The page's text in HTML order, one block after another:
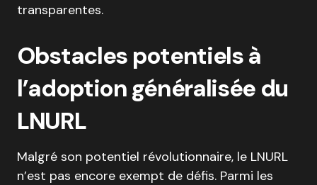
transparentes.
Obstacles potentiels à
l’adoption généralisée du
LNURL
Malgré son potentiel révolutionnaire, le LNURL
n’est pas encore exempt de défis. Parmi les